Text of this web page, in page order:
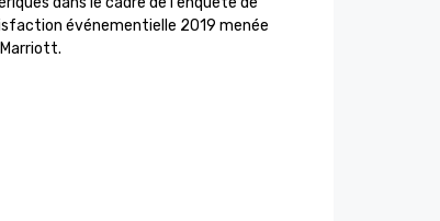
événementielle 2019 menée